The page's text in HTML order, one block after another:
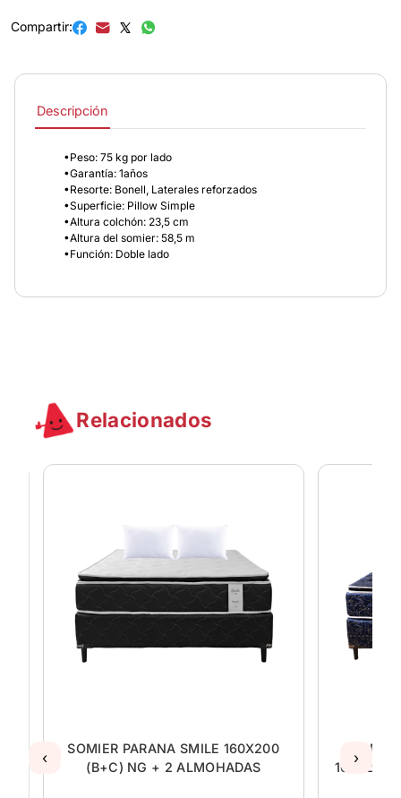
Compartir:
Descripción
•Peso: 75 kg por lado
•Garantía: 1años
•Resorte: Bonell, Laterales reforzados
•Superficie: Pillow Simple
•Altura colchón: 23,5 cm
•Altura del somier: 58,5 m
•Función: Doble lado
Relacionados
SOMIER PARANA SMILE 160X200
(B+C) NG + 2 ALMOHADAS
160X200
‹ ›